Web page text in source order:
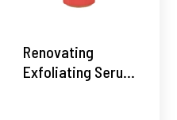
Renovating
Exfoliating Serum